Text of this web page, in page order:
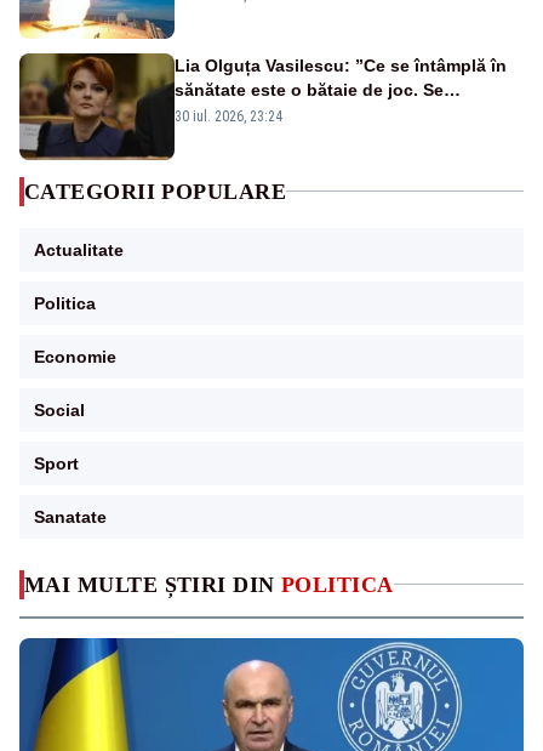
MAI MULTE ȘTIRI DIN POLITICA
Lia Olguța Vasilescu: ”Ce se întâmplă în
sănătate este o bătaie de joc. Se
guvernează extraordinar de prost”
30 iul. 2026, 23:24
CATEGORII POPULARE
Actualitate
Politica
Economie
Social
Sport
Sanatate